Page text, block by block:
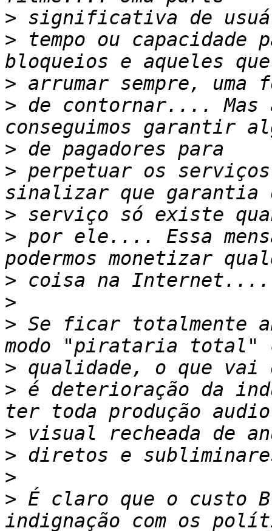
>
> tempo ou capacidade
>
> de contornar.... Mas
>
> perpetuar os
>
> por ele.... Essa
>
>
> Se ficar totalmente
>
> é deterioração da
>
>
>
> É claro que o custo